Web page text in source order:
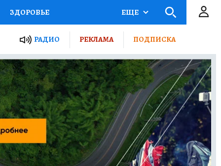
ЗДОРОВЬЕ
РОССИИ
ПУТЕВОДИТЕЛЬ
ТУРИЗМ
ПОТРЕБИТЕЛЯ ВСЕ О КП
ЕЩЕ
РАДИО РЕКЛАМА ПОДПИСКА